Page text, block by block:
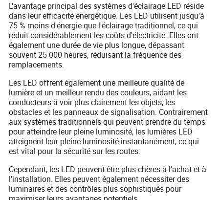
L'avantage principal des systèmes d'éclairage LED réside
dans leur efficacité énergétique. Les LED utilisent jusqu'à
75 % moins d'énergie que l'éclairage traditionnel, ce qui
réduit considérablement les coûts d'électricité. Elles ont
également une durée de vie plus longue, dépassant
souvent 25 000 heures, réduisant la fréquence des
remplacements.
Les LED offrent également une meilleure qualité de
lumière et un meilleur rendu des couleurs, aidant les
conducteurs à voir plus clairement les objets, les
obstacles et les panneaux de signalisation. Contrairement
aux systèmes traditionnels qui peuvent prendre du temps
pour atteindre leur pleine luminosité, les lumières LED
atteignent leur pleine luminosité instantanément, ce qui
est vital pour la sécurité sur les routes.
Cependant, les LED peuvent être plus chères à l'achat et à
l'installation. Elles peuvent également nécessiter des
luminaires et des contrôles plus sophistiqués pour